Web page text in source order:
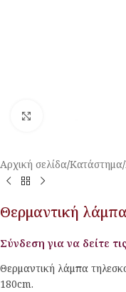
Αρχική σελίδα/Κατάστημα/
Θερμαντική
Σύνδεση για να δείτε
Θερμαντική λάμπα
180cm.